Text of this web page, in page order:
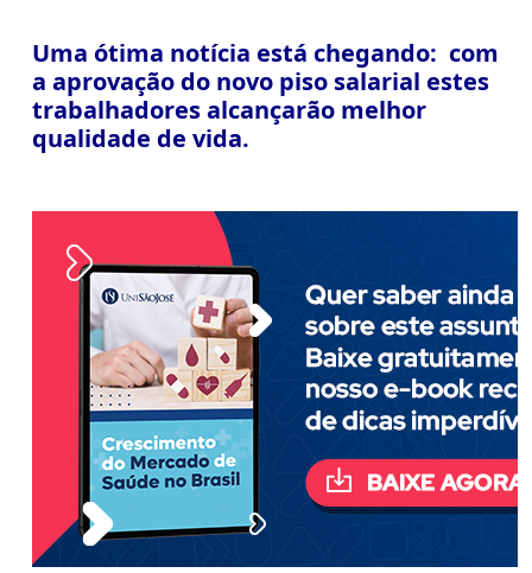
Uma ótima notícia está chegando: com
a aprovação do novo piso salarial estes
trabalhadores alcançarão melhor
qualidade de vida.